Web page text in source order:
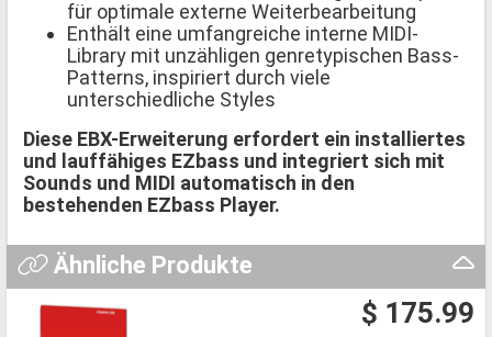
für optimale externe Weiterbearbeitung
Enthält eine umfangreiche interne MIDI-
Library mit unzähligen genretypischen Bass-
Patterns, inspiriert durch viele
unterschiedliche Styles
Diese EBX-Erweiterung erfordert ein installiertes
und lauffähiges EZbass und integriert sich mit
Sounds und MIDI automatisch in den
bestehenden EZbass Player.
Ähnliche Produkte
$ 175.99